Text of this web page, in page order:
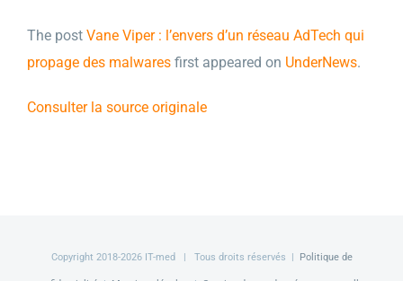
The post Vane Viper : l’envers d’un réseau AdTech qui
propage des malwares first appeared on UnderNews.
Consulter la source originale
Copyright 2018-2026 IT-med | Tous droits réservés | Politique de